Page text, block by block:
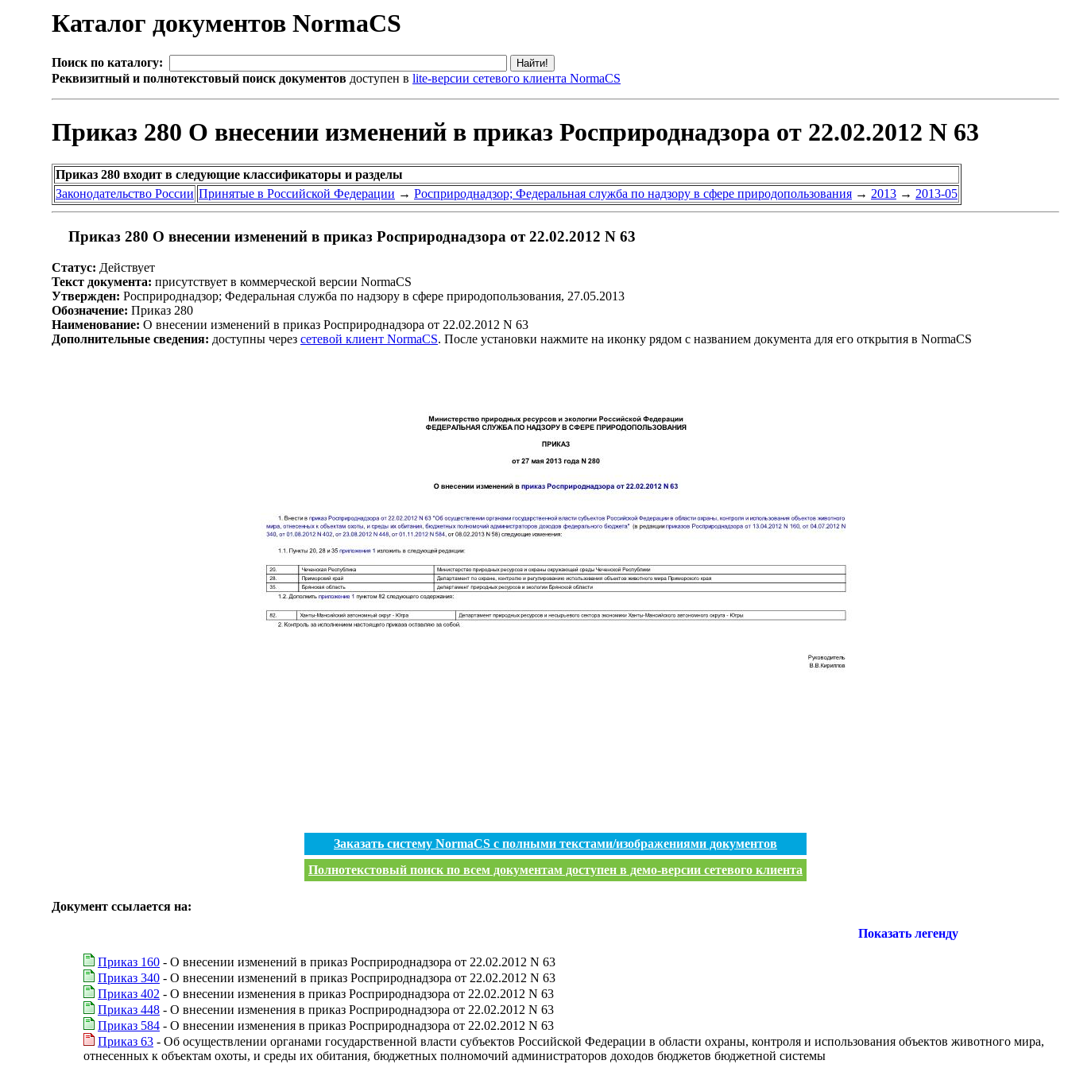
Каталог документов NormaCS
Поиск по каталогу:
Реквизитный и полнотекстовый поиск документов доступен в lite-версии сетевого клиента NormaCS
Приказ 280 О внесении изменений в приказ Росприроднадзора от 22.02.2012 N 63
Приказ 280 входит в следующие классификаторы и разделы
Законодательство России Принятые в Российской Федерации → Росприроднадзор; Федеральная служба по надзору в сфере природопользования → 2013 → 2013-05
Приказ 280 О внесении изменений в приказ Росприроднадзора от 22.02.2012 N 63
Статус: Действует
Текст документа: присутствует в коммерческой версии NormaCS
Утвержден: Росприроднадзор; Федеральная служба по надзору в сфере природопользования, 27.05.2013
Обозначение: Приказ 280
Наименование: О внесении изменений в приказ Росприроднадзора от 22.02.2012 N 63
Дополнительные сведения: доступны через сетевой клиент NormaCS. После установки нажмите на иконку рядом с названием документа для его открытия в NormaCS
Заказать систему NormaCS с полными текстами/изображениями документов
Полнотекстовый поиск по всем документам доступен в демо-версии сетевого клиента
Документ ссылается на:
Показать легенду
Приказ 160 - О внесении изменений в приказ Росприроднадзора от 22.02.2012 N 63
Приказ 340 - О внесении изменений в приказ Росприроднадзора от 22.02.2012 N 63
Приказ 402 - О внесении изменения в приказ Росприроднадзора от 22.02.2012 N 63
Приказ 448 - О внесении изменения в приказ Росприроднадзора от 22.02.2012 N 63
Приказ 584 - О внесении изменения в приказ Росприроднадзора от 22.02.2012 N 63
Приказ 63 - Об осуществлении органами государственной власти субъектов Российской Федерации в области охраны, контроля и использования объектов животного мира,
отнесенных к объектам охоты, и среды их обитания, бюджетных полномочий администраторов доходов бюджетов бюджетной системы